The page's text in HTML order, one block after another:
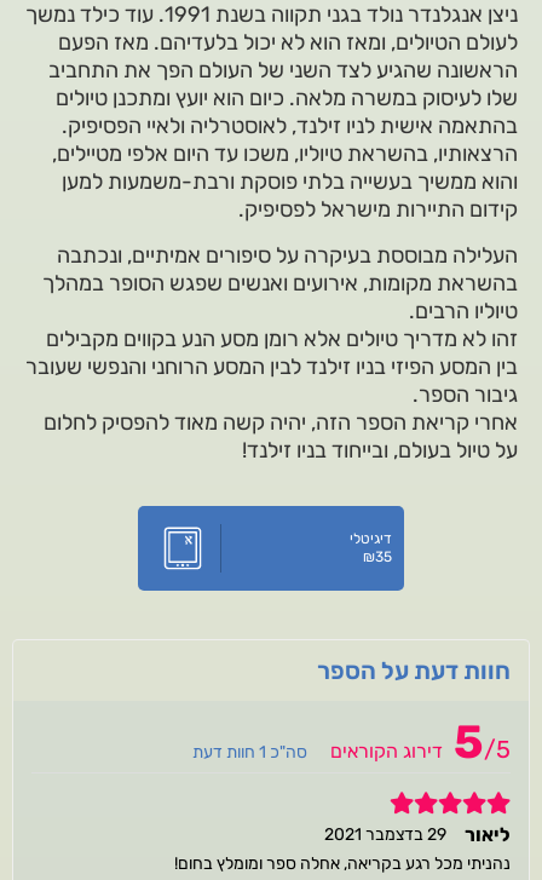
ניצן אנגלנדר נולד בגני תקווה בשנת 1991. עוד כילד נמשך
לעולם הטיולים, ומאז הוא לא יכול בלעדיהם. מאז הפעם
הראשונה שהגיע לצד השני של העולם הפך את התחביב
שלו לעיסוק במשרה מלאה. כיום הוא יועץ ומתכנן טיולים
בהתאמה אישית לניו זילנד, לאוסטרליה ולאיי הפסיפיק.
הרצאותיו, בהשראת טיוליו, משכו עד היום אלפי מטיילים,
והוא ממשיך בעשייה בלתי פוסקת ורבת-משמעות למען
קידום התיירות מישראל לפסיפיק.
העלילה מבוססת בעיקרה על סיפורים אמיתיים, ונכתבה
בהשראת מקומות, אירועים ואנשים שפגש הסופר במהלך
טיוליו הרבים.
זהו לא מדריך טיולים אלא רומן מסע הנע בקווים מקבילים
בין המסע הפיזי בניו זילנד לבין המסע הרוחני והנפשי שעובר
גיבור הספר.
אחרי קריאת הספר הזה, יהיה קשה מאוד להפסיק לחלום
על טיול בעולם, ובייחוד בניו זילנד!
דיגיטלי
₪35
חוות דעת על הספר
5/5 דירוג הקוראים סה"כ 1 חוות דעת
5
ליאור
29 בדצמבר 2021
נהניתי מכל רגע בקריאה, אחלה ספר ומומלץ בחום!